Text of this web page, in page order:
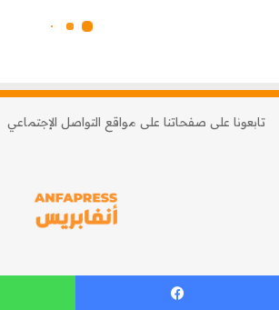
تابعونا على صفحاتنا على مواقع التواصل الإجتماعي